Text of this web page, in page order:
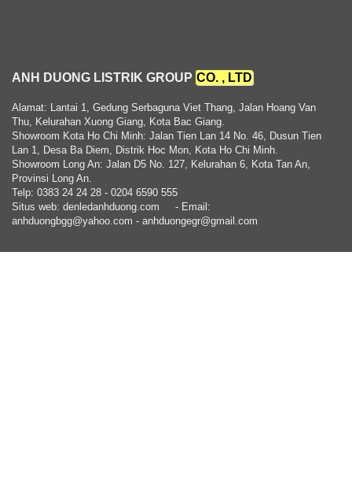
ANH DUONG LISTRIK GROUP CO. , LTD
Alamat: Lantai 1, Gedung Serbaguna Viet Thang, Jalan Hoang Van
Thu, Kelurahan Xuong Giang, Kota Bac Giang.
Showroom Kota Ho Chi Minh: Jalan Tien Lan 14 No. 46, Dusun Tien
Lan 1, Desa Ba Diem, Distrik Hoc Mon, Kota Ho Chi Minh.
Showroom Long An: Jalan D5 No. 127, Kelurahan 6, Kota Tan An,
Provinsi Long An.
Telp: 0383 24 24 28 - 0204 6590 555
Situs web: denledanhduong.com
- Email:
anhduongbgg@yahoo.com - anhduongegr@gmail.com